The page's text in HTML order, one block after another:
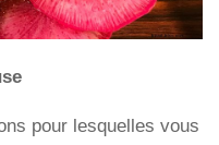
pour lesquelles vous